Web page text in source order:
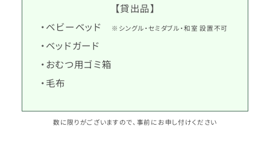
【貸出品】
・ベビーベッド
※シングル・セミダブル・和室 設置不可
・ベッドガード
・おむつ用ゴミ箱
・毛布
数に限りがございますので、事前にお申し付けください